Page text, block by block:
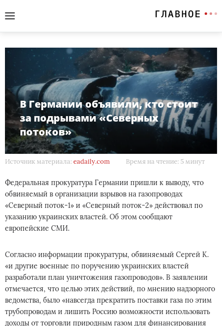
В Германии объявили, кто стоит
за подрывами «Северных
потоков»
Источник материала: eadaily.com Время на чтение: 5 минут
Федеральная прокуратура Германии пришли к выводу, что
обвиняемый в организации взрывов на газопроводах
«Северный поток-1» и «Северный поток-2» действовал по
указанию украинских властей. Об этом сообщают
европейские СМИ.
Согласно информации прокуратуры, обвиняемый Сергей К.
«и другие военные по поручению украинских властей
разработали план уничтожения газопроводов». В заявлении
отмечается, что целью этих действий, по мнению надзорного
ведомства, было «навсегда прекратить поставки газа по этим
трубопроводам и лишить Россию возможности использовать
доходы от торговли природным газом для финансирования